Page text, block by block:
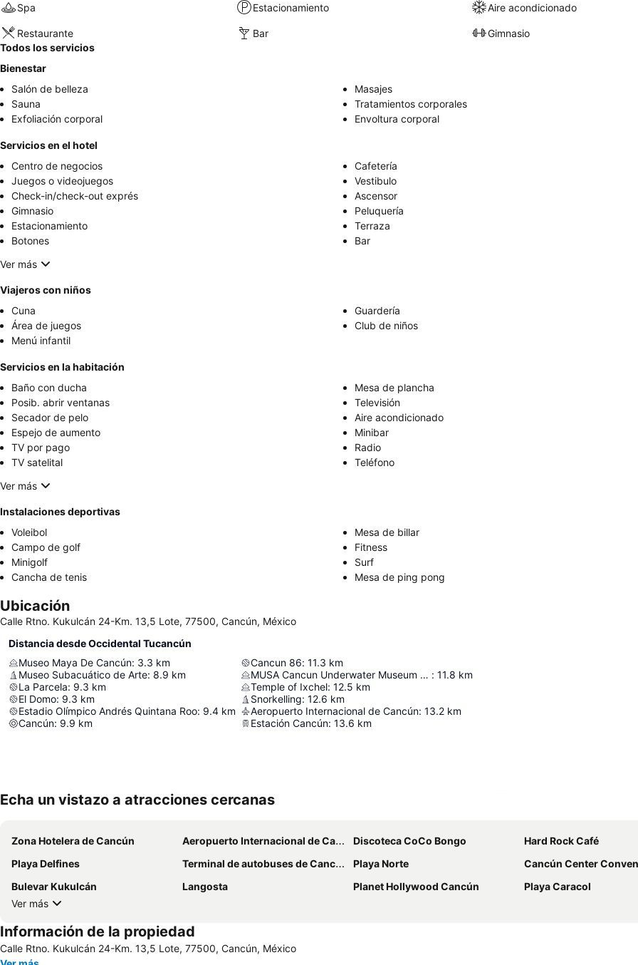
Spa Estacionamiento Aire acondicionado
Restaurante Bar
Gimnasio
Todos los servicios
Bienestar
Salón de belleza
Masajes
Sauna
Tratamientos corporales
Exfoliación corporal
Envoltura corporal
Servicios en el hotel
Centro de negocios
Cafetería
Juegos o videojuegos
Vestibulo
Check-in/check-out exprés
Ascensor
Gimnasio
Peluquería
Estacionamiento
Terraza
Botones
Bar
Ver más
Viajeros con niños
Cuna
Guardería
Área de juegos
Club de niños
Menú infantil
Servicios en la habitación
Baño con ducha
Mesa de plancha
Posib. abrir ventanas
Televisión
Secador de pelo
Aire acondicionado
Espejo de aumento
Minibar
TV por pago
Radio
TV satelital
Teléfono
Ver más
Instalaciones deportivas
Voleibol
Mesa de billar
Campo de golf
Fitness
Minigolf
Surf
Cancha de tenis
Mesa de ping pong
Ubicación
Calle Rtno. Kukulcán 24-Km. 13,5 Lote, 77500, Cancún, México
Distancia desde Occidental Tucancún
Museo Maya De Cancún: 3.3 km
Museo Subacuático de Arte: 8.9 km
La Parcela: 9.3 km
El Domo: 9.3 km
Estadio Olímpico Andrés Quintana Roo: 9.4 km
Cancún: 9.9 km
Cancun 86: 11.3 km
MUSA Cancun Underwater Museum of Art : 11.8 km
Temple of Ixchel: 12.5 km
Snorkelling: 12.6 km
Aeropuerto Internacional de Cancún: 13.2 km
Estación Cancún: 13.6 km
Echa un vistazo a atracciones cercanas
Zona Hotelera de Cancún Aeropuerto Internacional de Cancún Discoteca CoCo Bongo
Hard Rock Café
Playa Delfines
Terminal de autobuses de Cancún Playa Norte
Cancún Center Conventions &
Bulevar Kukulcán
Langosta Planet Hollywood Cancún
Playa Caracol
Ver más
Información de la propiedad
Calle Rtno. Kukulcán 24-Km. 13,5 Lote, 77500, Cancún, México